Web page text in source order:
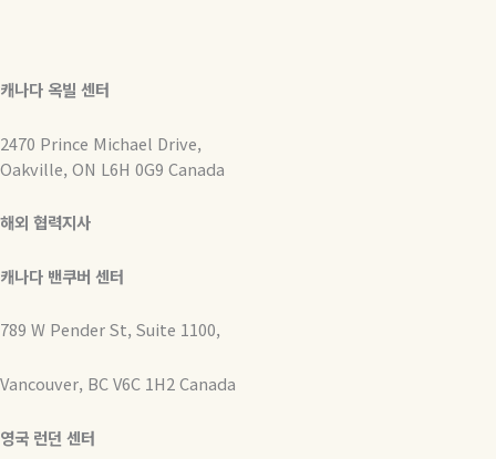
캐나다 옥빌 센터
2470 Prince Michael Drive,
Oakville, ON L6H 0G9 Canada
해외 협력지사
캐나다 밴쿠버 센터
789 W Pender St, Suite 1100,
Vancouver, BC V6C 1H2 Canada
영국 런던 센터